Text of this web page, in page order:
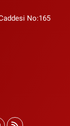
No:165